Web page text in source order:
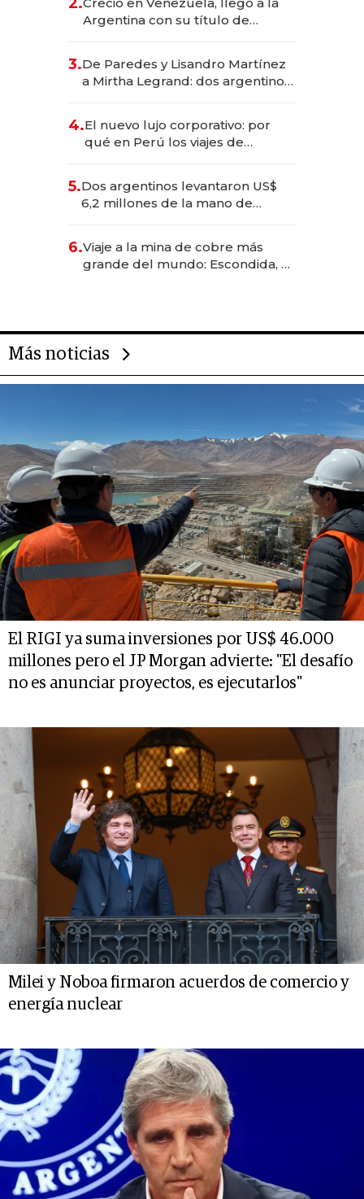
Argentina con su título de
las marcas "fast premium"
3.De Paredes y Lisandro Martínez
a Mirtha Legrand: dos argentinos
4.El nuevo lujo corporativo: por
qué en Perú los viajes de
transformadoras
5.Dos argentinos levantaron US$
6,2 millones de la mano de
6.Viaje a la mina de cobre más
grande del mundo: Escondida, el
Más noticias
El RIGI ya suma inversiones por US$ 46.000
millones pero el JP Morgan advierte: "El desafío
no es anunciar proyectos, es ejecutarlos"
Milei y Noboa firmaron acuerdos de comercio y
energía nuclear